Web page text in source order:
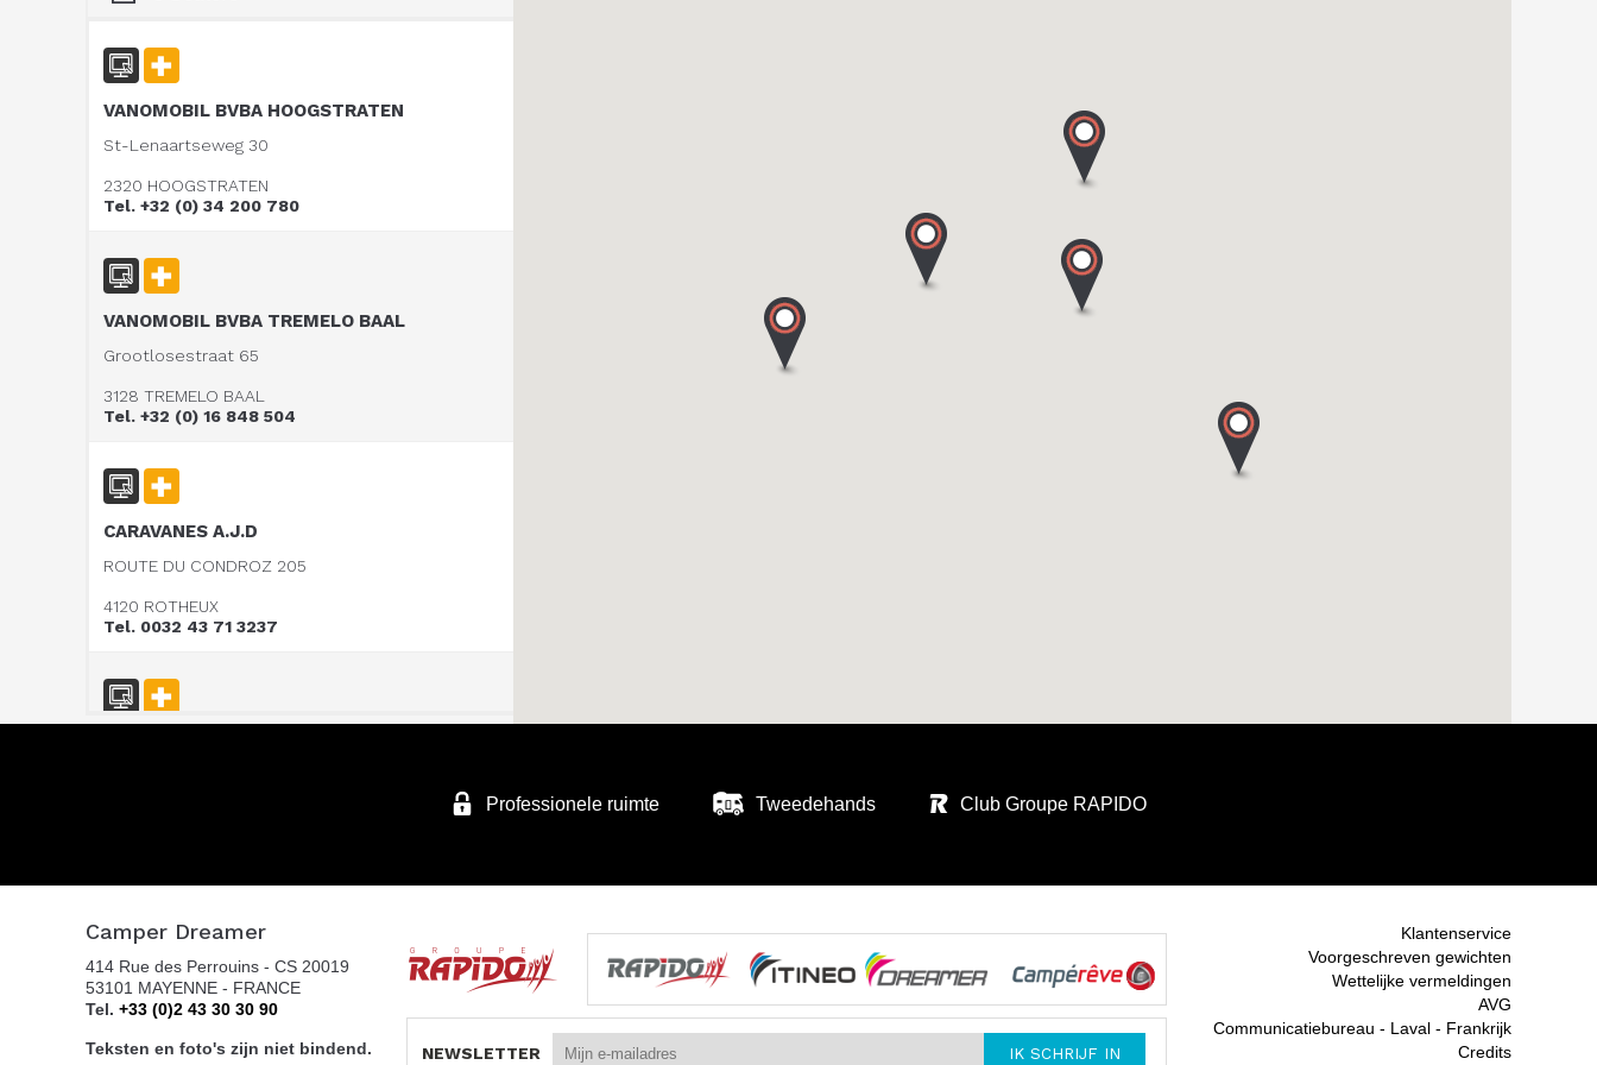
VANOMOBIL BVBA HOOGSTRATEN
St-Lenaartseweg 30
2320 HOOGSTRATEN
Tel. +32 (0) 34 200 780
VANOMOBIL BVBA TREMELO BAAL
Grootlosestraat 65
3128 TREMELO BAAL
Tel. +32 (0) 16 848 504
CARAVANES A.J.D
ROUTE DU CONDROZ 205
4120 ROTHEUX
Tel. 0032 43 71 3237
WEBSITE - VANOMOBIL BVBA LOKEREN - NE
PAS UTILISER
DIJKSTRAAT 2/C
9160 LOKEREN
Professionele ruimte Tweedehands Club Groupe RAPIDO
Camper Dreamer
414 Rue des Perrouins - CS 20019
53101 MAYENNE - FRANCE
Tel. +33 (0)2 43 30 30 90
Teksten en foto's zijn niet bindend. NEWSLETTER
Klantenservice
Voorgeschreven gewichten
Wettelijke vermeldingen
AVG
Communicatiebureau - Laval - Frankrijk
Credits